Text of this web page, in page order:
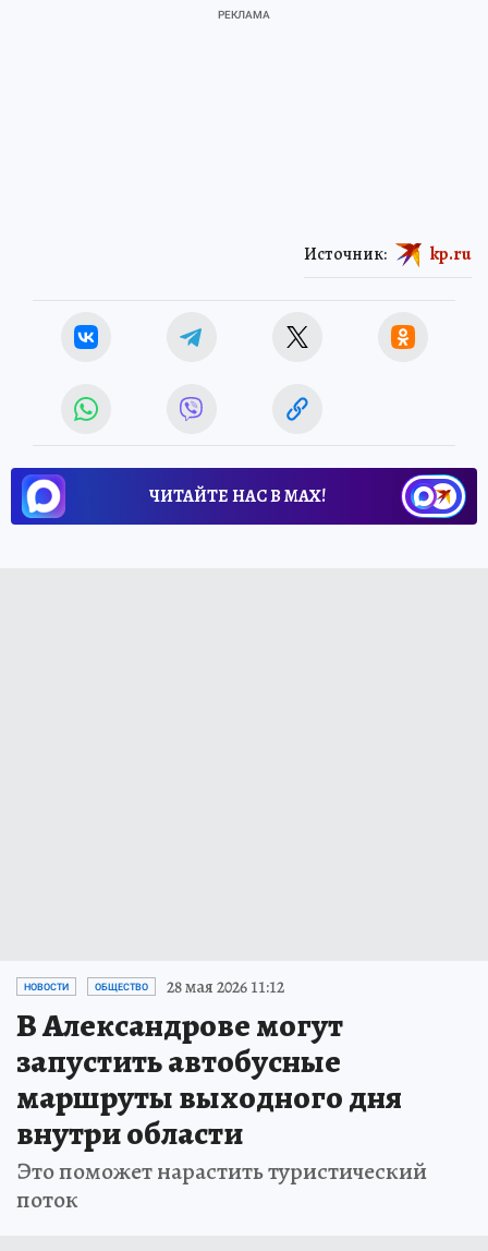
Источник: kp.ru
ЧИТАЙТЕ НАС В МАХ!
НОВОСТИ ОБЩЕСТВО 28 мая 2026 11:12
В Александрове могут
запустить автобусные
маршруты выходного дня
внутри области
Это поможет нарастить туристический
поток